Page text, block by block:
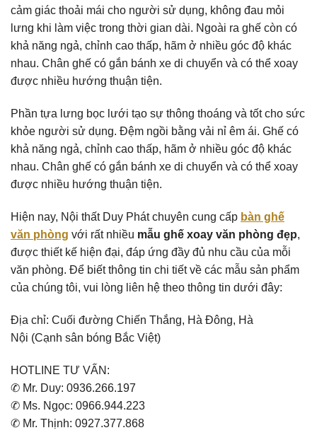
cảm giác thoải mái cho người sử dụng, không đau mỏi
lưng khi làm việc trong thời gian dài. Ngoài ra ghế còn có
khả năng ngả, chỉnh cao thấp, hãm ở nhiều góc độ khác
nhau. Chân ghế có gắn bánh xe di chuyển và có thể xoay
được nhiều hướng thuận tiện.
Phần tựa lưng bọc lưới tạo sự thông thoáng và tốt cho sức
khỏe người sử dụng. Đệm ngồi bằng vải nỉ êm ái. Ghế có
khả năng ngả, chỉnh cao thấp, hãm ở nhiều góc độ khác
nhau. Chân ghế có gắn bánh xe di chuyển và có thể xoay
được nhiều hướng thuận tiện.
Hiện nay, Nội thất Duy Phát chuyên cung cấp bàn ghế
văn phòng với rất nhiều mẫu ghế xoay văn phòng đẹp,
được thiết kế hiện đại, đáp ứng đầy đủ nhu cầu của mỗi
văn phòng. Để biết thông tin chi tiết về các mẫu sản phẩm
của chúng tôi, vui lòng liên hệ theo thông tin dưới đây:
Địa chỉ: Cuối đường Chiến Thắng, Hà Đông, Hà
Nội (Cạnh sân bóng Bắc Việt)
HOTLINE TƯ VẤN:
✆ Mr. Duy: 0936.266.197
✆ Ms. Ngọc: 0966.944.223
✆ Mr. Thịnh: 0927.377.868